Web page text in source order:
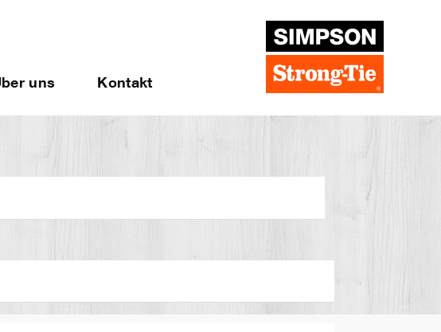
uns Kontakt